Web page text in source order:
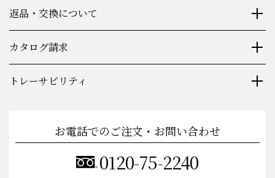
返品・交換について
カタログ請求
トレーサビリティ
お電話でのご注文・お問い合わせ
0120-75-2240